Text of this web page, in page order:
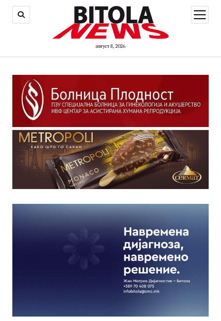
август 8, 2026
open
menu